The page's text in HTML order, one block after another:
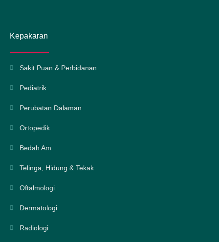
Kepakaran
Sakit Puan & Perbidanan
Pediatrik
Perubatan Dalaman
Ortopedik
Bedah Am
Telinga, Hidung & Tekak
Oftalmologi
Dermatologi
Radiologi